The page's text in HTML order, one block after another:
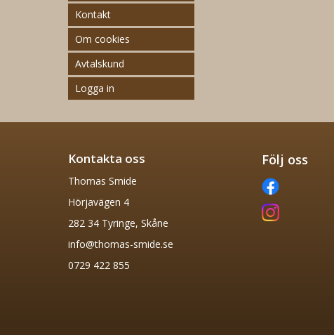
Kontakt
Om cookies
Avtalskund
Logga in
Kontakta oss
Thomas Smide
Hörjavägen 4
282 34 Tyringe, Skåne
info@thomas-smide.se
0729 422 855
Följ oss